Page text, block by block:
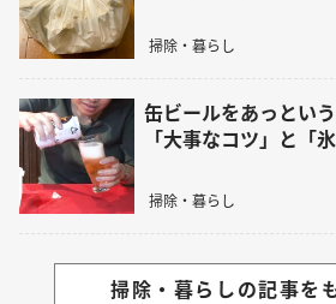
掃除・暮らし
缶ビールをあっとい
「大事なコツ」と「
掃除・暮らし
掃除・暮らしの記事を